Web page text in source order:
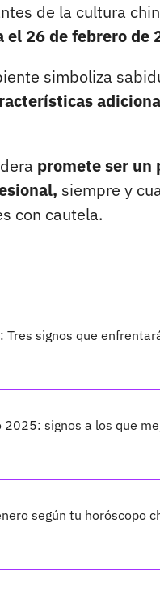
de la cultura
el 26 de febrero de
simboliza
promete ser un
siempre y
con cautela.
Tres signos que
2025: signos a los que
según tu horóscopo